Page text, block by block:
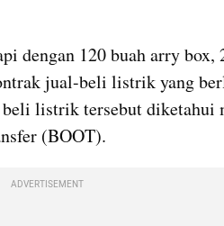
dengan 120 buah arry box,
jual-beli listrik yang
listrik tersebut diketahui
(BOOT).
ADVERTISEMENT